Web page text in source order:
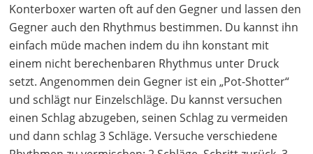
Konterboxer warten oft auf den Gegner und lassen den
Gegner auch den Rhythmus bestimmen. Du kannst ihn
einfach müde machen indem du ihn konstant mit
einem nicht berechenbaren Rhythmus unter Druck
setzt. Angenommen dein Gegner ist ein „Pot-Shotter“
und schlägt nur Einzelschläge. Du kannst versuchen
einen Schlag abzugeben, seinen Schlag zu vermeiden
und dann schlag 3 Schläge. Versuche verschiedene